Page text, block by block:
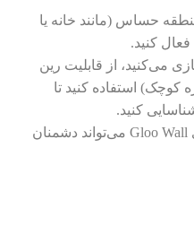
حساس (مانند خانه یا
فعال کنید.
می‌کنید، از قابلیت رین
کوچک) استفاده کنید تا
کنید.
ترکیب رین با نارنجک‌های Gloo Wall می‌تواند دشمنان